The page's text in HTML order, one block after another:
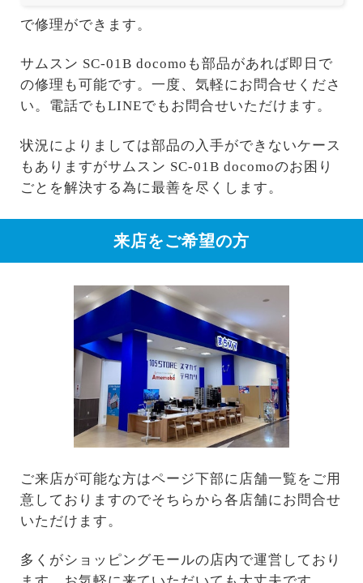
で修理ができます。
サムスン SC-01B docomoも部品があれば即日で
の修理も可能です。一度、気軽にお問合せくださ
い。電話でもLINEでもお問合せいただけます。
状況によりましては部品の入手ができないケース
もありますがサムスン SC-01B docomoのお困り
ごとを解決する為に最善を尽くします。
来店をご希望の方
ご来店が可能な方はページ下部に店舗一覧をご用
意しておりますのでそちらから各店舗にお問合せ
いただけます。
多くがショッピングモールの店内で運営しており